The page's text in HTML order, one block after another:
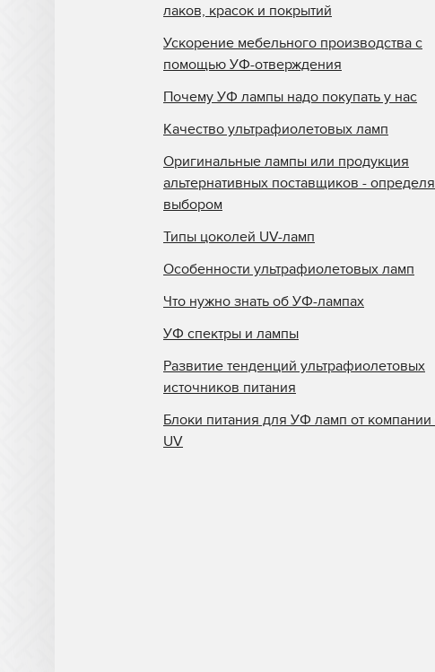
лаков, красок и покрытий
Ускорение мебельного производства с
помощью УФ-отверждения
Почему УФ лампы надо покупать у нас
Качество ультрафиолетовых ламп
Оригинальные лампы или продукция
альтернативных поставщиков -
выбором
Типы цоколей UV-ламп
Особенности ультрафиолетовых ламп
Что нужно знать об УФ-лампах
УФ спектры и лампы
Развитие тенденций ультрафиолетовых
источников питания
Блоки питания для УФ ламп от компании
UV